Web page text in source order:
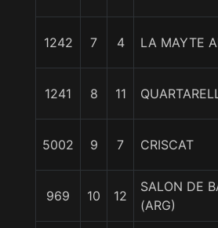
1242 7 4 LA MAYTE
1241 8 11
5002 9 7 CRISCAT
969 10 12
SALON DE
(ARG)